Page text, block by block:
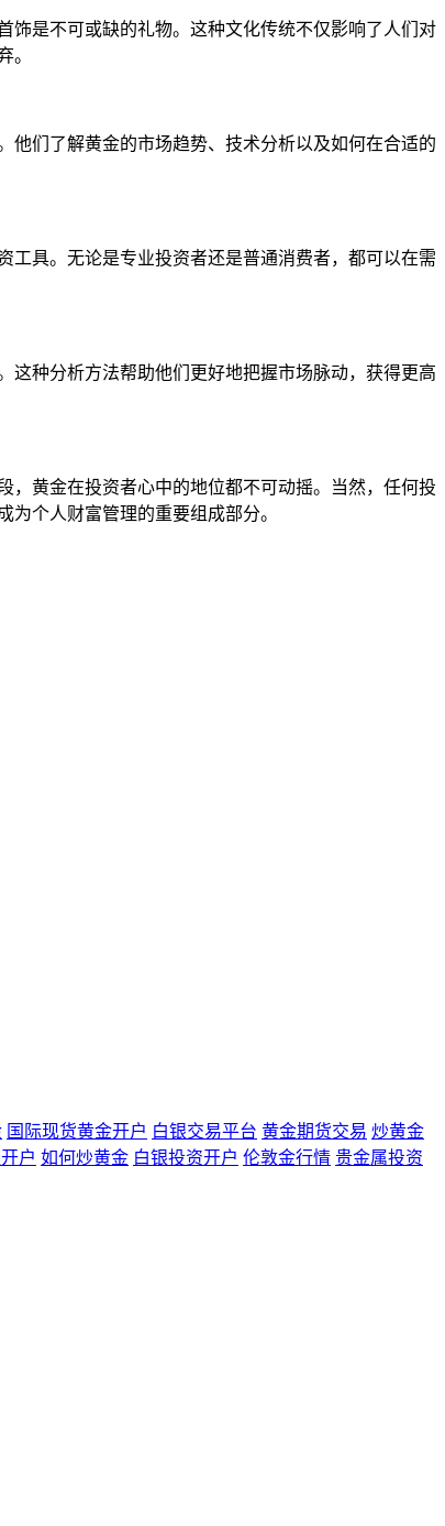
饰是不可或缺的礼物。这种文化传统不仅影响了人们对
。
他们了解黄金的市场趋势、技术分析以及如何在合适的
工具。无论是专业投资者还是普通消费者，都可以在需
这种分析方法帮助他们更好地把握市场脉动，获得更高
，黄金在投资者心中的地位都不可动摇。当然，任何投
个人财富管理的重要组成部分。
国际现货黄金开户 白银交易平台 黄金期货交易 炒黄金
户 如何炒黄金 白银投资开户 伦敦金行情 贵金属投资